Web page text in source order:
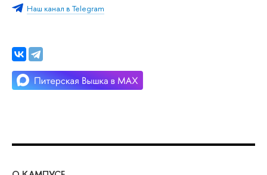
Наш канал в Telegram